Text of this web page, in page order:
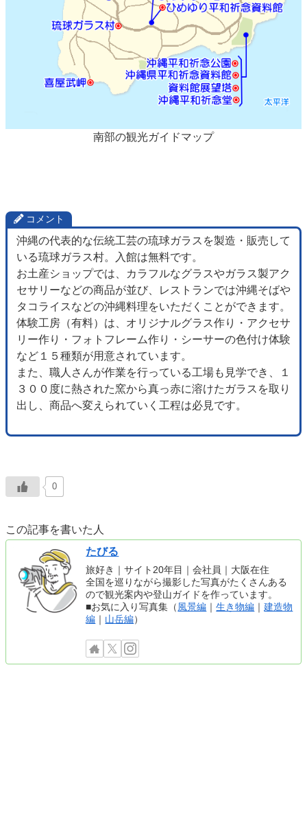
南部の観光ガイドマップ
コメント
沖縄の代表的な伝統工芸の琉球ガラスを製造・販売して
いる琉球ガラス村。入館は無料です。
お土産ショップでは、カラフルなグラスやガラス製アク
セサリーなどの商品が並び、レストランでは沖縄そばや
タコライスなどの沖縄料理をいただくことができます。
体験工房（有料）は、オリジナルグラス作り・アクセサ
リー作り・フォトフレーム作り・シーサーの色付け体験
など１５種類が用意されています。
また、職人さんが作業を行っている工場も見学でき、１
３００度に熱された窯から真っ赤に溶けたガラスを取り
出し、商品へ変えられていく工程は必見です。
0
この記事を書いた人
たびる
旅好き｜サイト20年目｜会社員｜大阪在住
全国を巡りながら撮影した写真がたくさんある
ので観光案内や登山ガイドを作っています。
■お気に入り写真集（ 風景編 ｜生き物編 ｜建造物
編 ｜ 山岳編）